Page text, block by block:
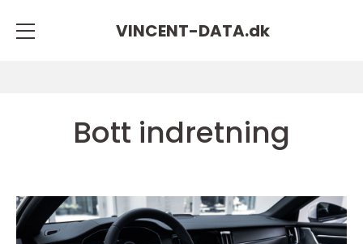
VINCENT-DATA.dk
Bott indretning